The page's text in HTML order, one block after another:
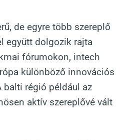
de egyre több szereplő
együtt dolgozik rajta
fórumokon, intech
különböző innovációs
balti régió például az
aktív szereplővé vált